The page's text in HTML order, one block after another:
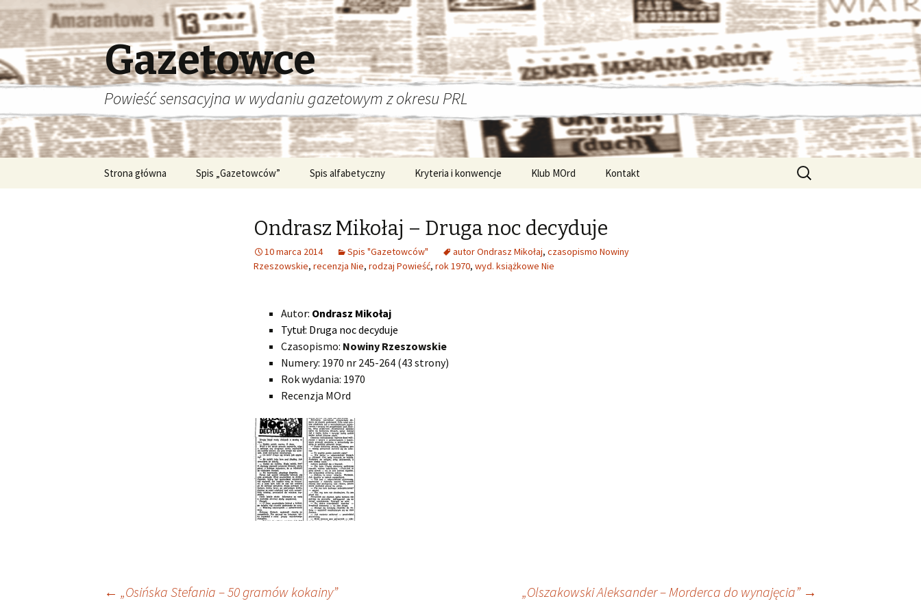
Gazetowce
Powieść sensacyjna w wydaniu gazetowym z okresu PRL
Strona główna Spis „Gazetowców” Spis alfabetyczny Kryteria i konwencje Klub MOrd Kontakt
Szukaj:
Ondrasz Mikołaj – Druga noc decyduje
10 marca 2014 Spis "Gazetowców" autor Ondrasz Mikołaj, czasopismo Nowiny
Rzeszowskie, recenzja Nie, rodzaj Powieść, rok 1970, wyd. książkowe Nie
Autor: Ondrasz Mikołaj
Tytuł: Druga noc decyduje
Czasopismo: Nowiny Rzeszowskie
Numery: 1970 nr 245-264 (43 strony)
Rok wydania: 1970
Recenzja MOrd
← „Osińska Stefania – 50 gramów kokainy” „Olszakowski Aleksander – Morderca do wynajęcia” →